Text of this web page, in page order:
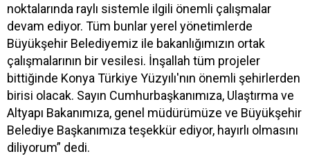
noktalarında raylı sistemle ilgili önemli çalışmalar
devam ediyor. Tüm bunlar yerel yönetimlerde
Büyükşehir Belediyemiz ile bakanlığımızın ortak
çalışmalarının bir vesilesi. İnşallah tüm projeler
bittiğinde Konya Türkiye Yüzyılı'nın önemli şehirlerden
birisi olacak. Sayın Cumhurbaşkanımıza, Ulaştırma ve
Altyapı Bakanımıza, genel müdürümüze ve Büyükşehir
Belediye Başkanımıza teşekkür ediyor, hayırlı olmasını
diliyorum” dedi.